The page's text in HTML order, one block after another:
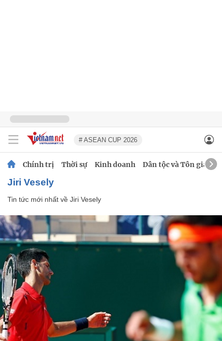
# ASEAN CUP 2026
Chính trị Thời sự Kinh doanh Dân tộc và Tôn giáo
Jiri Vesely
Tin tức mới nhất về Jiri Vesely